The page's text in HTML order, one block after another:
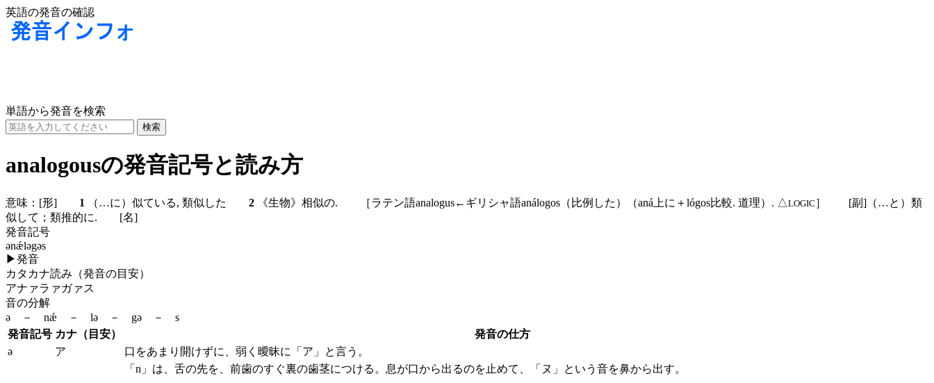
英語の発音の確認
単語から発音を検索
analogousの発音記号と読み方
意味： [形] 1 （…に）似ている, 類似した 2 《生物》相似の. ［ラテン語analogus←ギリシャ語análogos（比例した）（aná上に＋lógos比較. 道理）. △LOGIC ］ [副] （…と）類
似して；類推的に. [名]
発音記号
ənǽləgəs
▶発音
カタカナ読み（発音の目安）
アナァラァガァス
音の分解
ə － nǽ － lə － gə － s
発音記号 カナ（目安）
発音の仕方
ə
ア 口をあまり開けずに、弱く曖昧に「ア」と言う。
「n」は、舌の先を、前歯のすぐ裏の歯茎につける。息が口から出るのを止めて、「ヌ」という音を鼻から出す。